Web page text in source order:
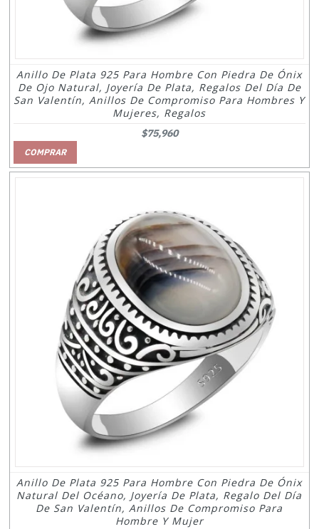
Anillo De Plata 925 Para Hombre Con Piedra De Ónix
De Ojo Natural, Joyería De Plata, Regalos Del Día De
San Valentín, Anillos De Compromiso Para Hombres Y
Mujeres, Regalos
$75,960
COMPRAR
Anillo De Plata 925 Para Hombre Con Piedra De Ónix
Natural Del Océano, Joyería De Plata, Regalo Del Día
De San Valentín, Anillos De Compromiso Para
Hombre Y Mujer